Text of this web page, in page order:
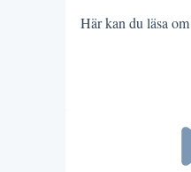
Här kan du läsa